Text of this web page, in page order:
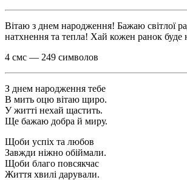
Вітаю з днем народження! Бажаю світлої
натхнення та тепла! Хай кожен ранок
4 смс — 249 символов
З днем народження тебе
В мить оцю вітаю щиро.
У житті нехай щастить.
Ще бажаю добра й миру.
Щоби успіх та любов
Завжди ніжно обіймали.
Щоби благо повсякчас
Життя хвилі дарували.